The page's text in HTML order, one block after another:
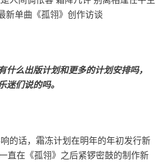
什么出版计划和更多的计划安排吗，
迷们说的吗。
的话，霜冻计划在明年的年初发行新
直在《孤翎》之后紧锣密鼓的制作新